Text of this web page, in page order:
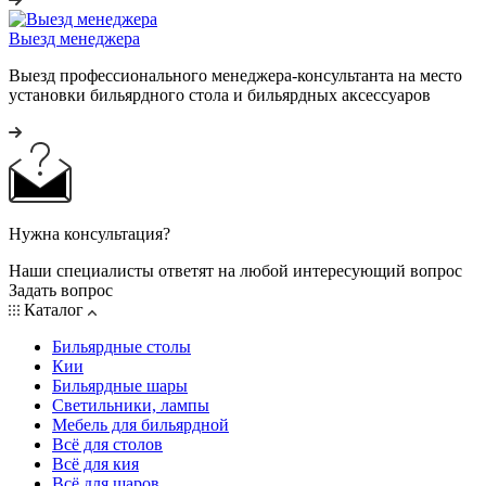
Выезд менеджера
Выезд профессионального менеджера-консультанта на место
установки бильярдного стола и бильярдных аксессуаров
Нужна консультация?
Наши специалисты ответят на любой интересующий вопрос
Задать вопрос
Каталог
Бильярдные столы
Кии
Бильярдные шары
Светильники, лампы
Мебель для бильярдной
Всё для столов
Всё для кия